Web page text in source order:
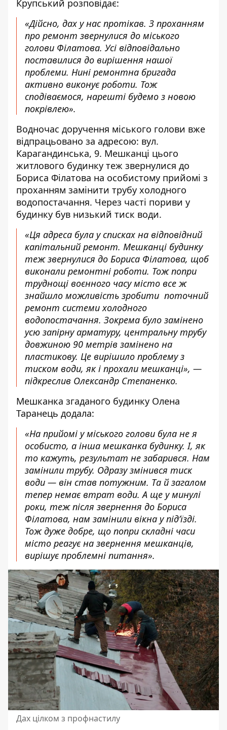
Крупський розповідає:
«Дійсно, дах у нас протікав. З проханням
про ремонт звернулися до міського
голови Філатова. Усі відповідально
поставилися до вирішення нашої
проблеми. Нині ремонтна бригада
активно виконує роботи. Тож
сподіваємося, нарешті будемо з новою
покрівлею».
Водночас доручення міського голови вже
відпрацьовано за адресою: вул.
Карагандинська, 9. Мешканці цього
житлового будинку теж звернулися до
Бориса Філатова на особистому прийомі з
проханням замінити трубу холодного
водопостачання. Через часті пориви у
будинку був низький тиск води.
«Ця адреса була у списках на відповідний
капітальний ремонт. Мешканці будинку
теж звернулися до Бориса Філатова, щоб
виконали ремонтні роботи. Тож попри
труднощі воєнного часу місто все ж
знайшло можливість зробити поточний
ремонт системи холодного
водопостачання. Зокрема було замінено
усю запірну арматуру, центральну трубу
довжиною 90 метрів замінено на
пластикову. Це вирішило проблему з
тиском води, як і прохали мешканці», —
підкреслив Олександр Степаненко.
Мешканка згаданого будинку Олена
Таранець додала:
«На прийомі у міського голови була не я
особисто, а інша мешканка будинку. І, як
то кажуть, результат не забарився. Нам
замінили трубу. Одразу змінився тиск
води — він став потужним. Та й загалом
тепер немає втрат води. А ще у минулі
роки, теж після звернення до Бориса
Філатова, нам замінили вікна у під’їзді.
Тож дуже добре, що попри складні часи
місто реагує на звернення мешканців,
вирішує проблемні питання».
Дах цілком з профнастилу